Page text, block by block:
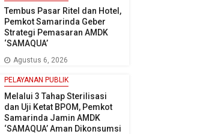
Tembus Pasar Ritel dan Hotel,
Pemkot Samarinda Geber
Strategi Pemasaran AMDK
‘SAMAQUA’
Agustus 6, 2026
PELAYANAN PUBLIK
Melalui 3 Tahap Sterilisasi
dan Uji Ketat BPOM, Pemkot
Samarinda Jamin AMDK
‘SAMAQUA’ Aman Dikonsumsi